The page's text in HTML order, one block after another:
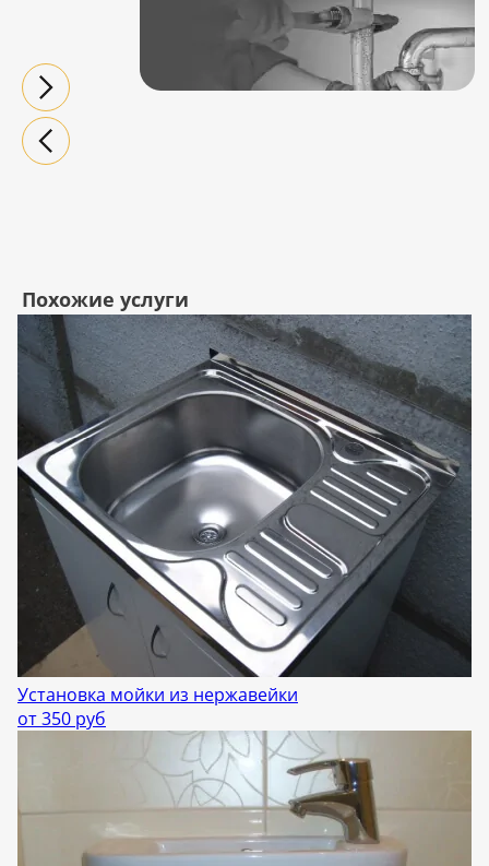
Похожие услуги
Установка мойки из нержавейки
от 350 руб